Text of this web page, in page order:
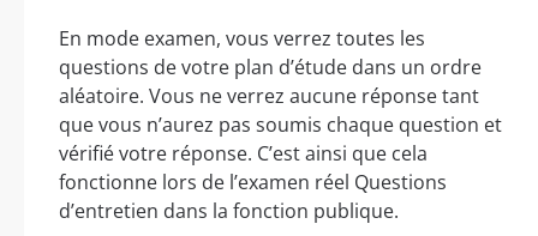
En mode examen, vous verrez toutes les
questions de votre plan d’étude dans un ordre
aléatoire. Vous ne verrez aucune réponse tant
que vous n’aurez pas soumis chaque question et
vérifié votre réponse. C’est ainsi que cela
fonctionne lors de l’examen réel Questions
d’entretien dans la fonction publique.